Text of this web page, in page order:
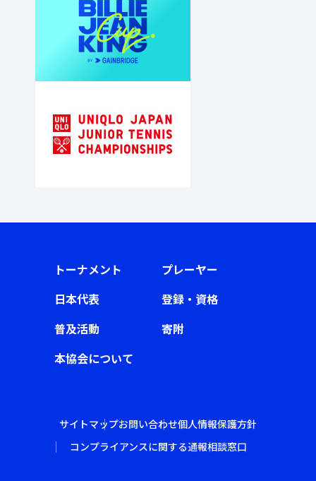
トーナメント
プレーヤー
日本代表
登録・資格
普及活動
寄附
本協会について
サイトマップお問い合わせ個人情報保護方針
コンプライアンスに関する通報相談窓口